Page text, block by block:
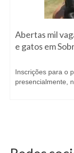
Abertas mil
e gatos em
Inscrições para o
presencialmente,